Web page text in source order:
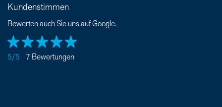
Kundenstimmen
Bewerten auch Sie uns auf Google.
5/5 7 Bewertungen